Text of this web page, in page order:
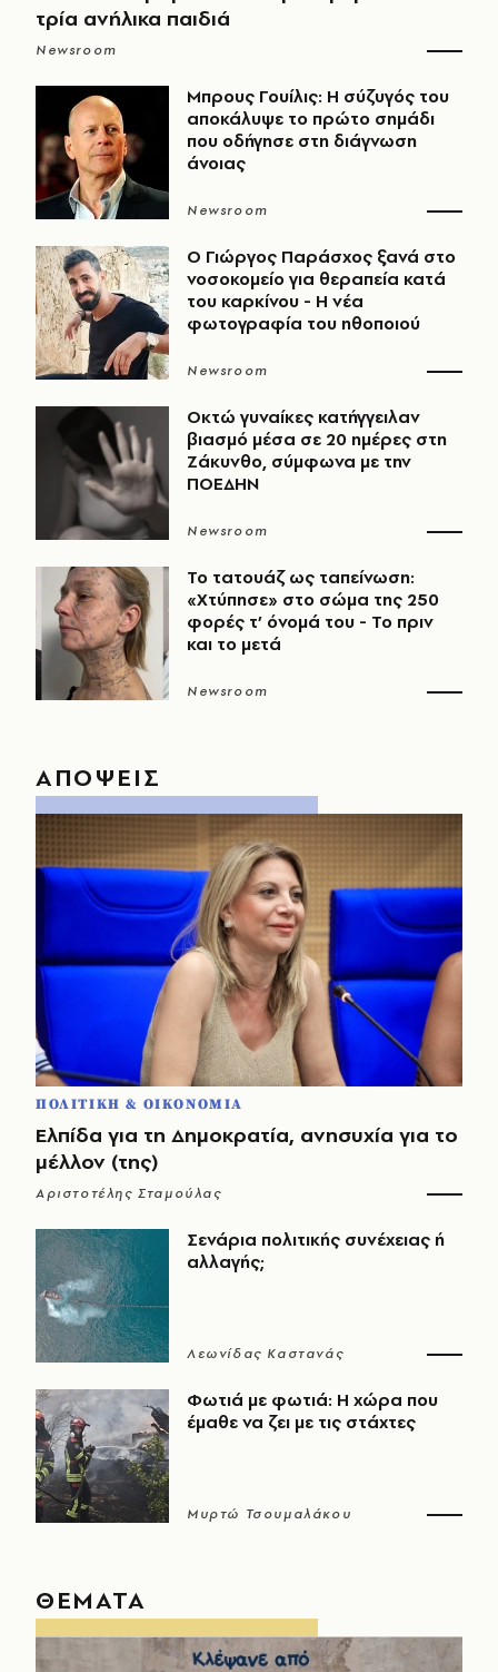
τρία ανήλικα παιδιά
Newsroom
Μπρους Γουίλις: Η σύζυγός του
αποκάλυψε το πρώτο σημάδι
που οδήγησε στη διάγνωση
άνοιας
Newsroom
O Γιώργος Παράσχος ξανά στο
νοσοκομείο για θεραπεία κατά
του καρκίνου - Η νέα
φωτογραφία του ηθοποιού
Newsroom
Οκτώ γυναίκες κατήγγειλαν
βιασμό μέσα σε 20 ημέρες στη
Ζάκυνθο, σύμφωνα με την
ΠΟΕΔΗΝ
Newsroom
Το τατουάζ ως ταπείνωση:
«Χτύπησε» στο σώμα της 250
φορές τ’ όνομά του - Το πριν
και το μετά
Newsroom
ΑΠΟΨΕΙΣ
ΠΟΛΙΤΙΚΗ & ΟΙΚΟΝΟΜΙΑ
Ελπίδα για τη Δημοκρατία, ανησυχία για το
μέλλον (της)
Αριστοτέλης Σταμούλας
Σενάρια πολιτικής συνέχειας ή
αλλαγής;
Λεωνίδας Καστανάς
Φωτιά με φωτιά: Η χώρα που
έμαθε να ζει με τις στάχτες
Μυρτώ Τσουμαλάκου
ΘΕΜΑΤΑ